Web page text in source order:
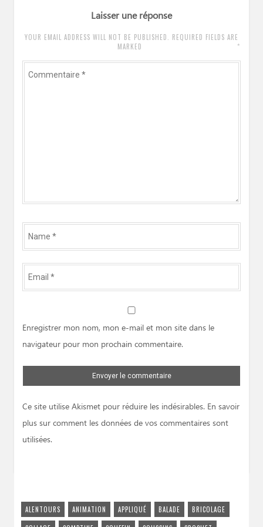
Laisser une réponse
YOUR EMAIL ADDRESS WILL NOT BE PUBLISHED. REQUIRED FIELDS ARE
MARKED
*
Commentaire
Name
*
Email
*
Enregistrer mon nom, mon e-mail et mon site dans le
navigateur pour mon prochain commentaire.
Ce site utilise Akismet pour réduire les indésirables. En savoir
plus sur comment les données de vos commentaires sont
utilisées.
ALENTOURS ANIMATION APPLIQUÉ BALADE
BRICOLAGE